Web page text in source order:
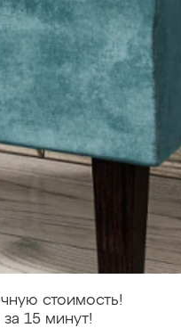
стоимость!
15 минут!